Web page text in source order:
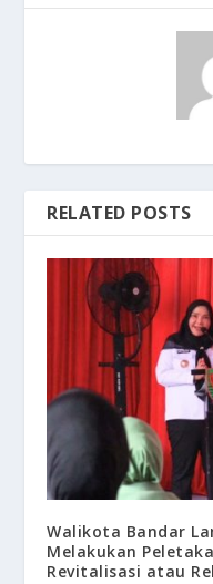
RELATED POSTS
Walikota Bandar
Melakukan
Revitalisasi atau